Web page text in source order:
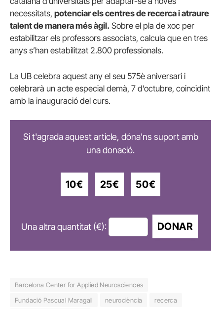
necessitats, potenciar els centres de recerca i atraure
talent de manera més àgil. Sobre el pla de xoc per
estabilitzar els professors associats, calcula que en tres
anys s’han estabilitzat 2.800 professionals.
La UB celebra aquest any el seu 575è aniversari i
celebrarà un acte especial demà, 7 d’octubre, coincidint
amb la inauguració del curs.
Si t'agrada aquest article, dóna'ns suport amb
una donació.
10€ 25€ 50€
Una altra quantitat (€): DONAR
Barcelona Center for Applied Neurosciences
Fundació Pascual Maragall
neurociència
recerca